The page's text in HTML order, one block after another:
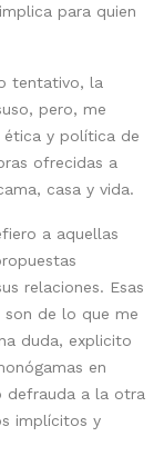
para quien
tentativo, la
pero, me
ética y política de
ofrecidas a
casa y vida.
a aquellas
relaciones. Esas
son de lo que me
duda, explicito
en
defrauda a la otra
implícitos y